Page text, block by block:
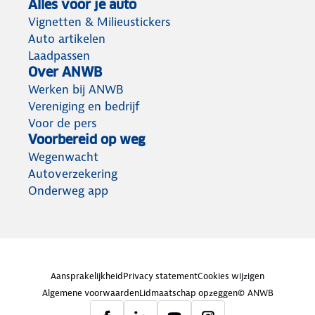
Alles voor je auto
Vignetten & Milieustickers
Auto artikelen
Laadpassen
Over ANWB
Werken bij ANWB
Vereniging en bedrijf
Voor de pers
Voorbereid op weg
Wegenwacht
Autoverzekering
Onderweg app
AansprakelijkheidPrivacy statementCookies wijzigen
Algemene voorwaardenLidmaatschap opzeggen© ANWB